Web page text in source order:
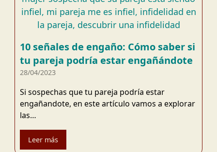
10 señales de engaño: Cómo saber si
tu pareja podría estar engañándote
28/04/2023
Si sospechas que tu pareja podría estar
engañandote, en este artículo vamos a explorar
las…
Leer más